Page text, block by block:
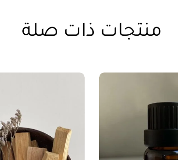
منتجات ذات صلة